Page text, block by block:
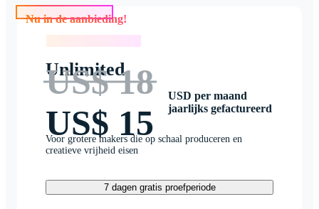
Nu in de aanbieding!
Unlimited
US$ 18
US$ 15
USD per maand
jaarlijks gefactureerd
Voor grotere makers die op schaal produceren en
creatieve vrijheid eisen
7 dagen gratis proefperiode